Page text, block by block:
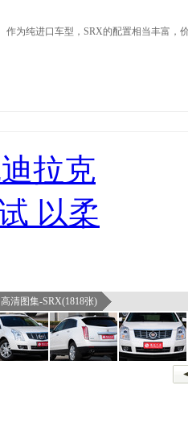
作为纯进口车型，SRX的配置相当丰富，
高清图集-SRX(1818张)